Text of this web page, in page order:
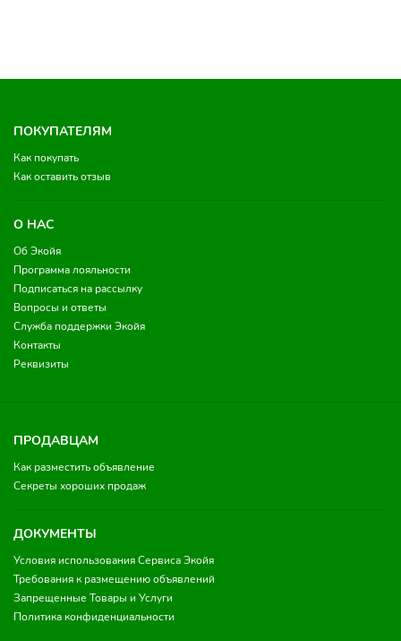
ПОКУПАТЕЛЯМ
Как покупать
Как оставить отзыв
О НАС
Об Экойя
Программа лояльности
Подписаться на рассылку
Вопросы и ответы
Служба поддержки Экойя
Контакты
Реквизиты
ПРОДАВЦАМ
Как разместить объявление
Секреты хороших продаж
ДОКУМЕНТЫ
Условия использования Сервиса Экойя
Требования к размещению объявлений
Запрещенные Товары и Услуги
Политика конфиденциальности